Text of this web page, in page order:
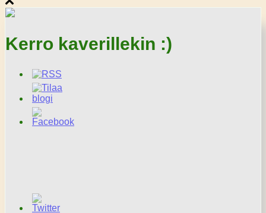
Kerro kaverillekin :)